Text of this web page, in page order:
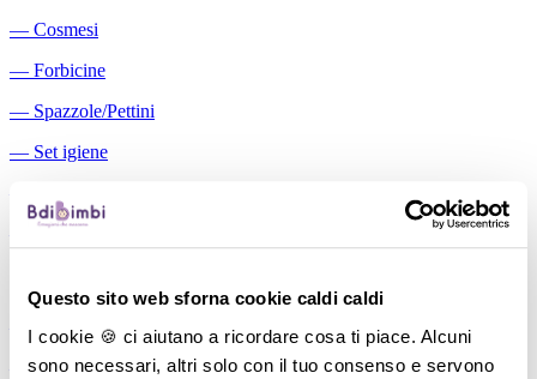
Questo sito web sforna cookie caldi caldi
I cookie 🍪 ci aiutano a ricordare cosa ti piace. Alcuni
sono necessari, altri solo con il tuo consenso e servono
― Cosmesi
― Forbicine
― Spazzole/Pettini
― Set igiene
Aspiratori nasali manuali
―
Cuscini allattamento
―Biberon